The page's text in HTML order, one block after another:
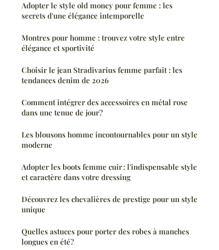
Adopter le style old money pour femme : les
secrets d'une élégance intemporelle
Montres pour homme : trouvez votre style entre
élégance et sportivité
Choisir le jean Stradivarius femme parfait : les
tendances denim de 2026
Comment intégrer des accessoires en métal rose
dans une tenue de jour?
Les blousons homme incontournables pour un style
moderne
Adopter les boots femme cuir : l'indispensable style
et caractère dans votre dressing
Découvrez les chevalières de prestige pour un style
unique
Quelles astuces pour porter des robes à manches
longues en été?